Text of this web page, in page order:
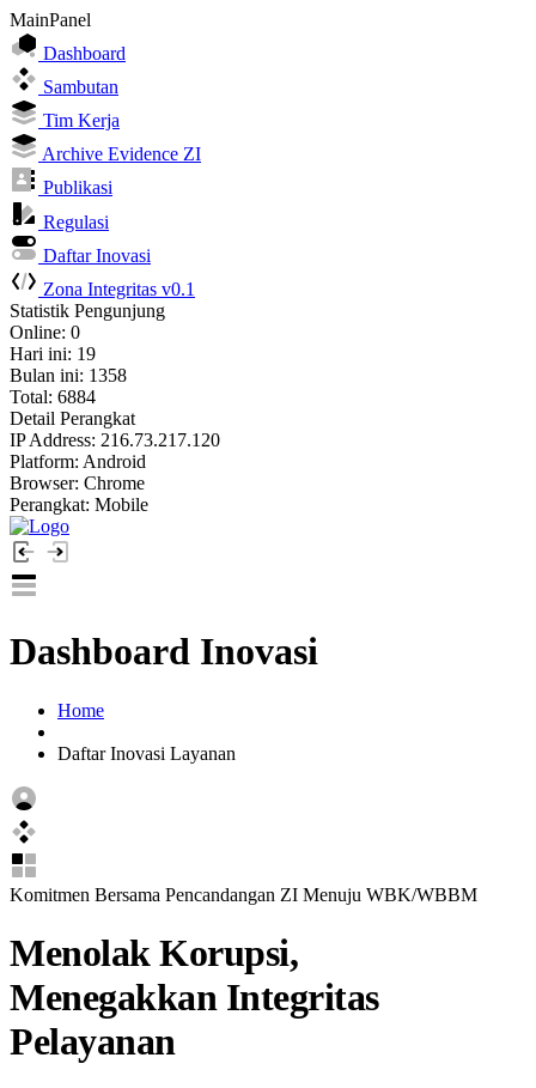
MainPanel
Dashboard
Sambutan
Tim Kerja
Archive Evidence ZI
Publikasi
Regulasi
Daftar Inovasi
Zona Integritas v0.1
Statistik Pengunjung
Online: 0
Hari ini: 19
Bulan ini: 1358
Total: 6884
Detail Perangkat
IP Address: 216.73.217.120
Platform: Android
Browser: Chrome
Perangkat: Mobile
Dashboard Inovasi
Home
Daftar Inovasi Layanan
Komitmen Bersama Pencandangan ZI Menuju WBK/WBBM
Menolak Korupsi,
Menegakkan Integritas
Pelayanan